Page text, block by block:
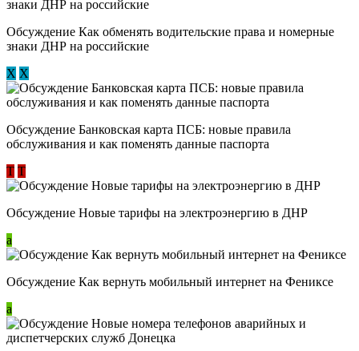
Обсуждение ​Как обменять водительские права и номерные
знаки ДНР на российские
Х Х
Обсуждение ​Банковская карта ПСБ: новые правила
обслуживания и как поменять данные паспорта
Т Т
Обсуждение Новые тарифы на электроэнергию в ДНР
a
Обсуждение Как вернуть мобильный интернет на Фениксе
a